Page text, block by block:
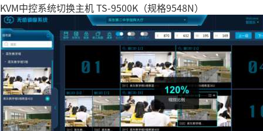
KVM中控系统切换主机 TS-9500K（规格9548N）